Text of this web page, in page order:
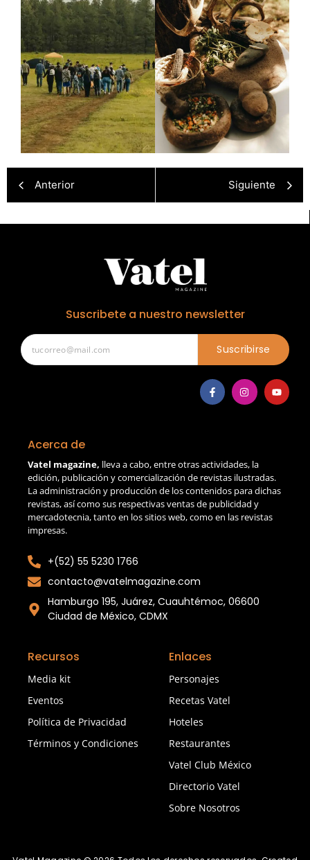
Anterior Siguiente
Suscribete a nuestro newsletter
Suscribirse
Acerca de
Vatel magazine, lleva a cabo, entre otras actividades, la
edición, publicación y comercialización de revistas ilustradas.
La administración y producción de los contenidos para dichas
revistas, así como sus respectivas ventas de publicidad y
mercadotecnia, tanto en los sitios web, como en las revistas
impresas.
+(52) 55 5230 1766
contacto@vatelmagazine.com
Hamburgo 195, Juárez, Cuauhtémoc, 06600
Ciudad de México, CDMX
Recursos
Media kit
Eventos
Política de Privacidad
Términos y Condiciones
Enlaces
Personajes
Recetas Vatel
Hoteles
Restaurantes
Vatel Club México
Directorio Vatel
Sobre Nosotros